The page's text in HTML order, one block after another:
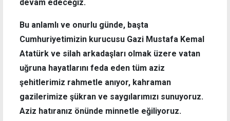
devam edeceğiz.
Bu anlamlı ve onurlu günde, başta
Cumhuriyetimizin kurucusu Gazi Mustafa Kemal
Atatürk ve silah arkadaşları olmak üzere vatan
uğruna hayatlarını feda eden tüm aziz
şehitlerimiz rahmetle anıyor, kahraman
gazilerimize şükran ve saygılarımızı sunuyoruz.
Aziz hatıranız önünde minnetle eğiliyoruz.